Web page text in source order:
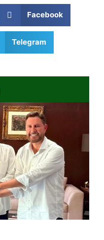
Facebook
Telegram